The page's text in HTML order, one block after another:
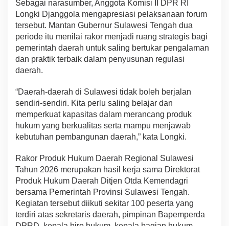
Sebagai narasumber, Anggota Komisi II DPR RI
Longki Djanggola mengapresiasi pelaksanaan forum
tersebut. Mantan Gubernur Sulawesi Tengah dua
periode itu menilai rakor menjadi ruang strategis bagi
pemerintah daerah untuk saling bertukar pengalaman
dan praktik terbaik dalam penyusunan regulasi
daerah.
“Daerah-daerah di Sulawesi tidak boleh berjalan
sendiri-sendiri. Kita perlu saling belajar dan
memperkuat kapasitas dalam merancang produk
hukum yang berkualitas serta mampu menjawab
kebutuhan pembangunan daerah,” kata Longki.
Rakor Produk Hukum Daerah Regional Sulawesi
Tahun 2026 merupakan hasil kerja sama Direktorat
Produk Hukum Daerah Ditjen Otda Kemendagri
bersama Pemerintah Provinsi Sulawesi Tengah.
Kegiatan tersebut diikuti sekitar 100 peserta yang
terdiri atas sekretaris daerah, pimpinan Bapemperda